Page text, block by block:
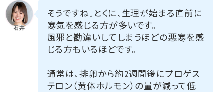
そうですね。とくに、生理が始まる直前に
寒気を感じる方が多いです。
風邪と勘違いしてしまうほどの悪寒を感
じる方もいるほどです。
通常は、排卵から約2週間後にプロゲス
テロン（黄体ホルモン）の量が減って低